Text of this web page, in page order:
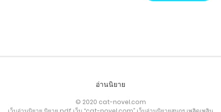
อ่านนิยาย
© 2020 cat-novel.com